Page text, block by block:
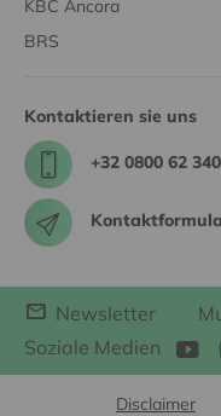
KBC Ancora
BRS
Kontaktieren sie uns
+32 0800 62 340
Newsletter
Soziale Medien
Disclaimer